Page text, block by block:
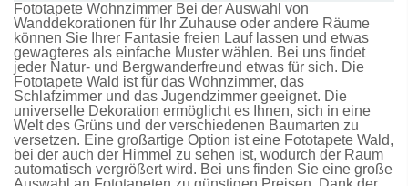
Fototapete Wohnzimmer Bei der Auswahl von
Wanddekorationen für Ihr Zuhause oder andere Räume
können Sie Ihrer Fantasie freien Lauf lassen und etwas
gewagteres als einfache Muster wählen. Bei uns findet
jeder Natur- und Bergwanderfreund etwas für sich. Die
Fototapete Wald ist für das Wohnzimmer, das
Schlafzimmer und das Jugendzimmer geeignet. Die
universelle Dekoration ermöglicht es Ihnen, sich in eine
Welt des Grüns und der verschiedenen Baumarten zu
versetzen. Eine großartige Option ist eine Fototapete Wald,
bei der auch der Himmel zu sehen ist, wodurch der Raum
automatisch vergrößert wird. Bei uns finden Sie eine große